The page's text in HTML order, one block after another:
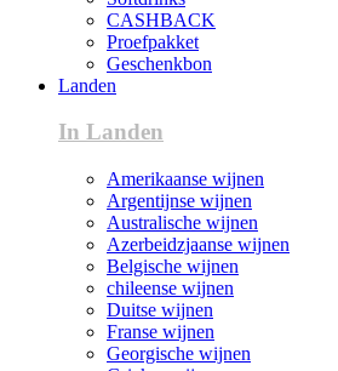
CASHBACK
Proefpakket
Geschenkbon
Landen
In Landen
Amerikaanse wijnen
Argentijnse wijnen
Australische wijnen
Azerbeidzjaanse wijnen
Belgische wijnen
chileense wijnen
Duitse wijnen
Franse wijnen
Georgische wijnen